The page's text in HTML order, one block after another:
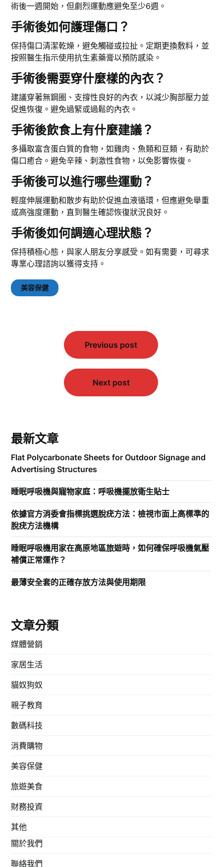
術後一週開始，但劇烈運動應避免至少6週。
手術後如何護理傷口？
保持傷口清潔乾燥，避免觸碰或拉扯。定期更換敷料，並
按照醫生指示使用抗生素藥膏以預防感染。
手術後需要穿什麼樣的內衣？
建議穿著無鋼圈、支撐性良好的內衣，以減少胸部壓力並
促進恢復。避免過緊或過鬆的內衣。
手術後飲食上有什麼建議？
多攝取富含蛋白質的食物，如雞肉、魚類和豆類，有助於
傷口癒合。避免辛辣、刺激性食物，以免影響恢復。
手術後可以進行哪些運動？
輕度伸展運動和散步有助於促進血液循環，但應避免舉重
或高強度運動，直到醫生確認恢復狀況良好。
手術後如何調適心理狀態？
保持積極心態，與家人朋友分享感受。如有需要，可尋求
專業心理諮詢以獲得支持。
美容保健
Previous post
Next post
最新文章
Flat Polycarbonate Sheets for Outdoor Signage and
Advertising Structures
睡眠呼吸機與寵物家庭：呼吸機擺放衛生貼士
依據官方消委會指標挑選脫疣方法：檢視市面上高標準的
脫疣方法機構
睡眠呼吸機用家在高原地區旅遊時，如何確保呼吸機氣壓
補償正常運作？
最薄安全套的正確存放方法與使用期限
文章分類
媒體營銷
家居生活
貓奴狗奴
親子教育
數碼科技
消費購物
美容保健
旅遊美食
財務投資
其他
關於我們
聯絡我們